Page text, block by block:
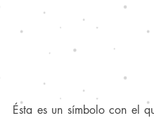
Ésta es un símbolo con el